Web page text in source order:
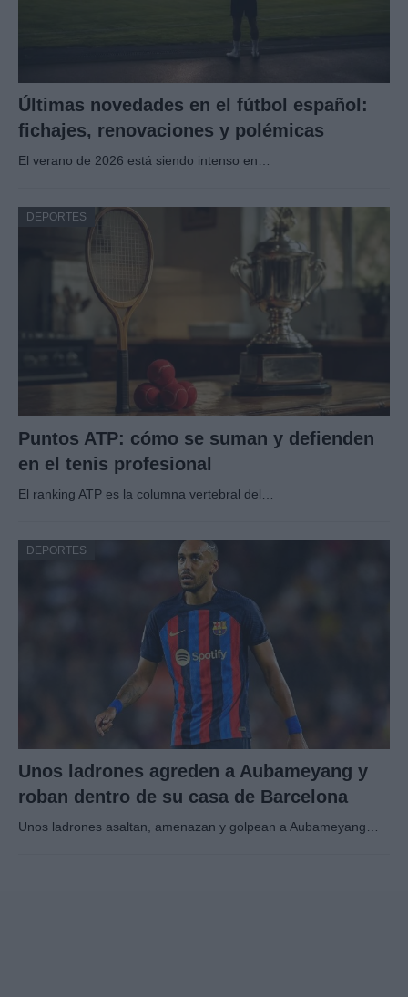
Últimas novedades en el fútbol español:
fichajes, renovaciones y polémicas
El verano de 2026 está siendo intenso en…
DEPORTES
Puntos ATP: cómo se suman y defienden
en el tenis profesional
El ranking ATP es la columna vertebral del…
DEPORTES
Unos ladrones agreden a Aubameyang y
roban dentro de su casa de Barcelona
Unos ladrones asaltan, amenazan y golpean a Aubameyang…